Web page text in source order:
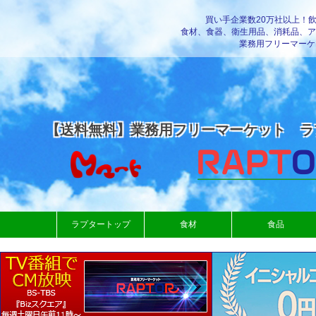
買い手企業数20万社以上！
食材、食器、衛生用品、消耗品、
業務用フリーマー
【送料無料】業務用フリーマーケット
ラプタートップ 食材 食品